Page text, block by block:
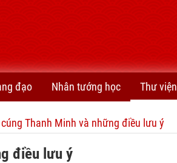
đạo Nhân tướng học Thư viện
Thanh Minh và những điều lưu ý
điều lưu ý